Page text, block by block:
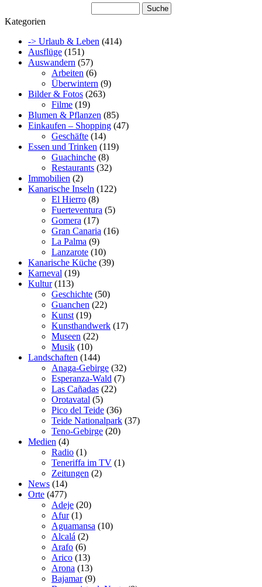
Kategorien
-> Urlaub & Leben (414)
Ausflüge (151)
Auswandern (57)
Arbeiten (6)
Überwintern (9)
Bilder & Fotos (263)
Filme (19)
Blumen & Pflanzen (85)
Einkaufen – Shopping (47)
Geschäfte (14)
Essen und Trinken (119)
Guachinche (8)
Restaurants (32)
Immobilien (2)
Kanarische Inseln (122)
El Hierro (8)
Fuerteventura (5)
Gomera (17)
Gran Canaria (16)
La Palma (9)
Lanzarote (10)
Kanarische Küche (39)
Karneval (19)
Kultur(113)
Geschichte (50)
Guanchen (22)
Kunst (19)
Kunsthandwerk (17)
Museen (22)
Musik (10)
Landschaften (144)
Anaga-Gebirge (32)
Esperanza-Wald (7)
Las Cañadas (22)
Orotavatal (5)
Pico del Teide (36)
Teide Nationalpark (37)
Teno-Gebirge (20)
Medien (4)
Radio (1)
Teneriffa im TV (1)
Zeitungen (2)
News (14)
Orte (477)
Adeje (20)
Afur(1)
Aguamansa (10)
Alcalá (2)
Arafo (6)
Arico (13)
Arona (13)
Bajamar(9)